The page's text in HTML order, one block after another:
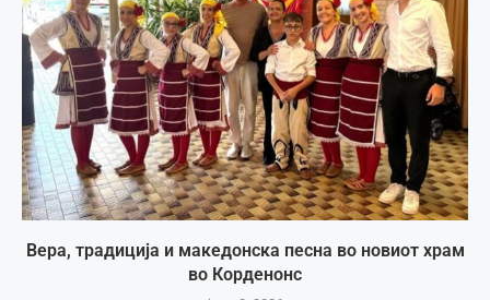
Вера, традиција и македонска песна во новиот храм
во Корденонс